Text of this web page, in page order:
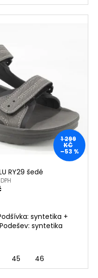
1 299
KČ
–53 %
RY29 šedé
syntetika +
syntetika
45 46